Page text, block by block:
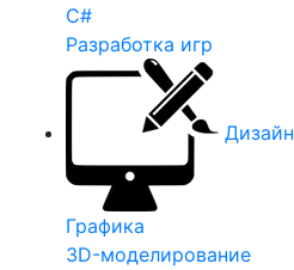
C#
Разработка игр
Дизайн
Графика
3D-моделирование